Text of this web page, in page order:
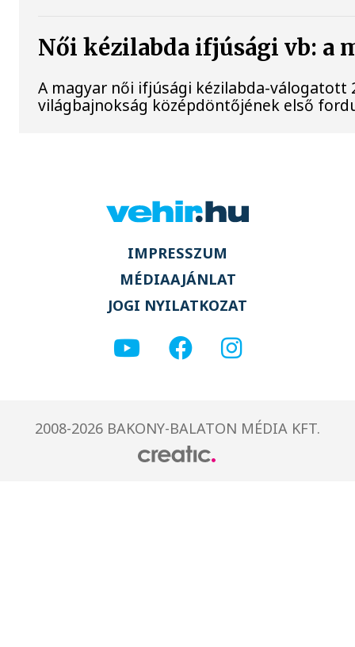
Női kézilabda ifjúsági vb: a
A magyar női ifjúsági kézilabda-
világbajnokság középdöntőjének első
IMPRESSZUM
MÉDIAAJÁNLAT
JOGI NYILATKOZAT
2008-2026 BAKONY-BALATON MÉDIA KFT.